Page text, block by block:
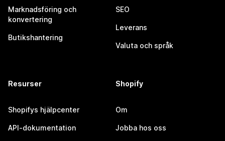
Marknadsföring och
konvertering
Butikshantering
SEO
Leverans
Valuta och språk
Resurser
Shopifys hjälpcenter
API-dokumentation
Shopify
Om
Jobba hos oss